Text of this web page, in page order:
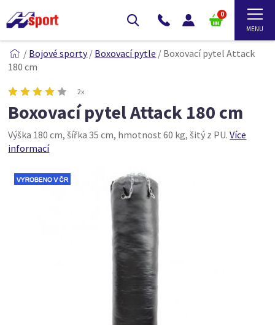
0
/ Bojové sporty/ Boxovací pytle / Boxovací pytel Attack
180 cm
2x
Boxovací pytel Attack 180 cm
Výška 180 cm, šířka 35 cm, hmotnost 60 kg, šitý z PU.Více
informací